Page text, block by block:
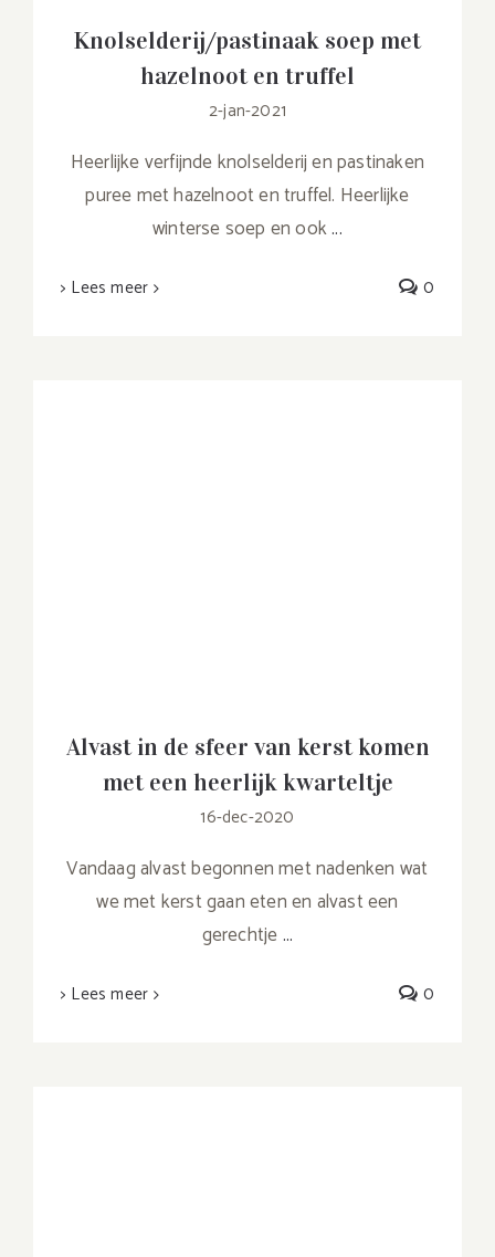
Knolselderij/pastinaak soep met
hazelnoot en truffel
2-jan-2021
Heerlijke verfijnde knolselderij en pastinaken
puree met hazelnoot en truffel. Heerlijke
winterse soep en ook...
> Lees meer 0
Alvast in de sfeer van kerst komen
met een heerlijk kwarteltje
16-dec-2020
Vandaag alvast begonnen met nadenken wat
we met kerst gaan eten en alvast een
gerechtje...
> Lees meer 0